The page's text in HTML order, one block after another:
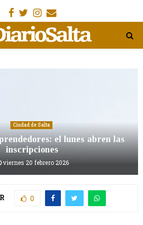
Facebook
Gorjeo
Instagram
Email
Ciudad de Salta
el lunes abren las
inscripciones
viernes 20 febrero 2026
0